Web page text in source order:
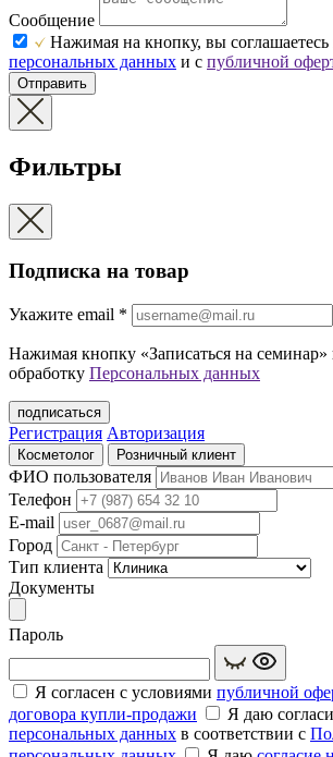
Сообщение
Нажимая на кнопку, вы соглашаетесь
персональных данных и с публичной
Отправить
Фильтры
Подписка на товар
Укажите еmail *
Нажимая кнопку «Записаться на семинар»
обработку Персональных данных
подписаться
Регистрация Авторизация
Косметолог Розничный клиент
ФИО пользователя
Телефон
E-mail
Город
Тип клиента
Документы
Пароль
Я согласен с условиями публичной
договора купли‑продажи
Я даю
персональных данных в соответствии с